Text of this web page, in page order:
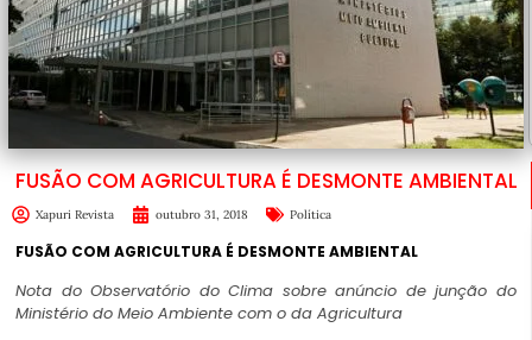
FUSÃO COM AGRICULTURA É DESMONTE AMBIENTAL
Xapuri Revista outubro 31, 2018 Política
FUSÃO COM AGRICULTURA É DESMONTE AMBIENTAL
Nota do Observatório do Clima sobre anúncio de junção do
Ministério do Meio Ambiente com o da Agricultura